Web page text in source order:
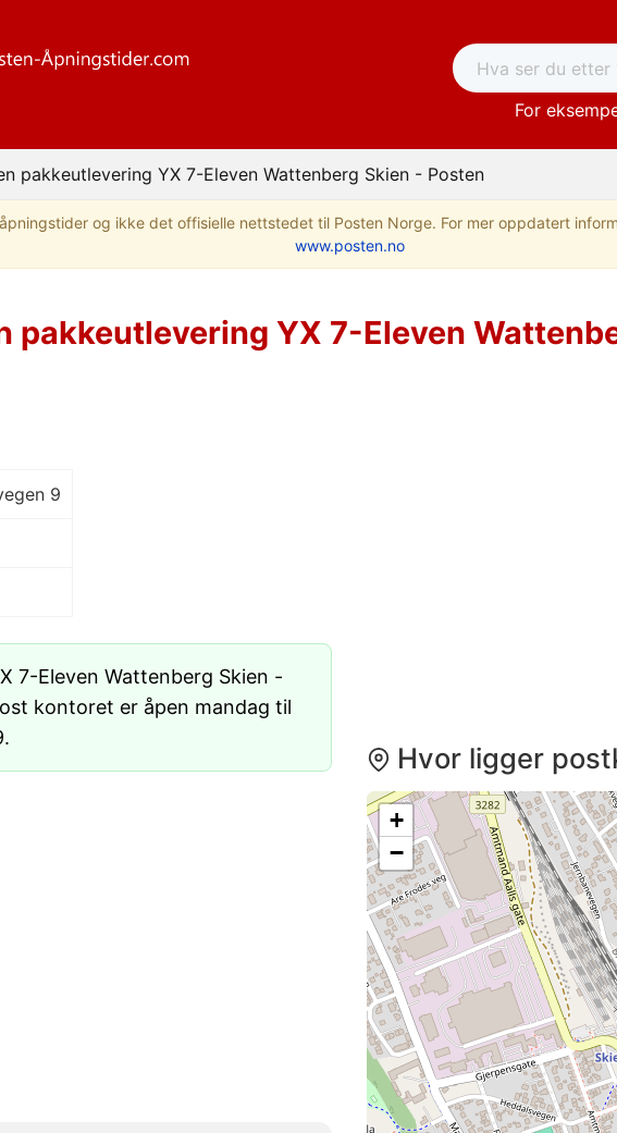
For
pakkeutlevering YX 7-Eleven Wattenberg Skien - Posten
og ikke det offisielle nettstedet til Posten Norge. For mer oppdatert
www.posten.no
pakkeutlevering YX 7-Eleven
9
7-Eleven Wattenberg Skien -
kontoret er åpen mandag til
Hvor ligger
+
−